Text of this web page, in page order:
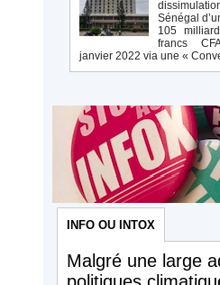
Sénégal
105
francs
janvier 2022 via une «
INFO OU INTOX
Malgré une large